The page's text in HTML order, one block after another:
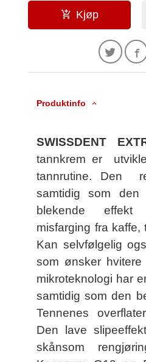
Kjøp
Produktinfo
SWISSDENT
tannkrem er
tannrutine. Den
samtidig som
blekende effekt
misfarging fra
Kan selvfølgelig
som ønsker hvitere
mikroteknologi har
samtidig som den
Tennenes
Den lave
skånsom